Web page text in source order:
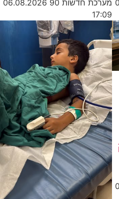
מערכת חדשות 90
06.08.2026
17:09